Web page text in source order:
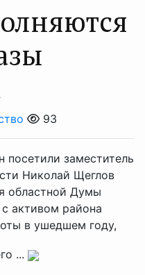
93
посетили заместитель
Николай Щеглов
областной Думы
активом района
в ушедшем году,
...